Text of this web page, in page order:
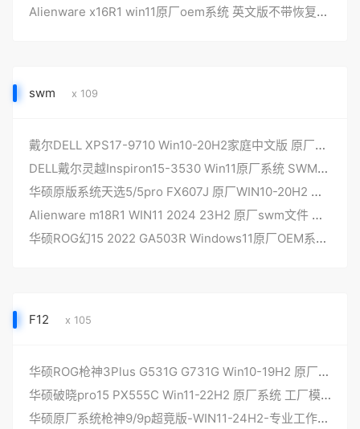
Alienware x16R1 win11原厂oem系统 英文版不带恢复功能
swm x 109
戴尔DELL XPS17-9710 Win10-20H2家庭中文版 原厂系统 swm镜像文件 无一键还原
DELL戴尔灵越Inspiron15-3530 Win11原厂系统 SWM文件 不带一键还原
华硕原版系统天选5/5pro FX607J 原厂WIN10-20H2 专业版系统非工厂模式
Alienware m18R1 WIN11 2024 23H2 原厂swm文件 不带F12恢复 AWCC6.0版本
华硕ROG幻15 2022 GA503R Windows11原厂OEM系统 隐藏分区提取SWM镜像文件下载
F12 x 105
华硕ROG枪神3Plus G531G G731G Win10-19H2 原厂系统 工厂模式带F12 ASUSRecovery一键恢复功能
华硕破晓pro15 PX555C Win11-22H2 原厂系统 工厂模式带F12 ASUSRecovery一键恢复功能
华硕原厂系统枪神9/9p超竟版-WIN11-24H2-专业工作站版版本工厂罐装模式带F12-ASUSRecovery恢复功能